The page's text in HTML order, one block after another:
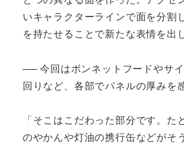
いキャラクターラインで面を分割
を持たせることで新たな表情を出
── 今回はボンネットフードやサ
回りなど、各部でパネルの厚みを
「そこはこだわった部分です。た
のやかんや灯油の携行缶などがそ